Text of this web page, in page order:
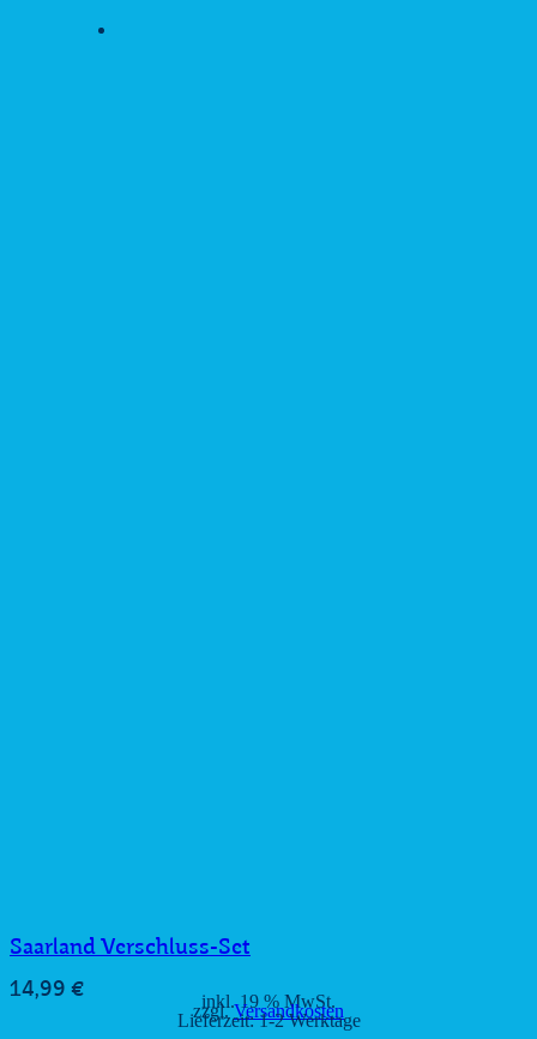
Saarland Verschluss-Set
14,99 € inkl. 19 % MwSt.
zzgl.Versandkosten
Lieferzeit:1-2 Werktage